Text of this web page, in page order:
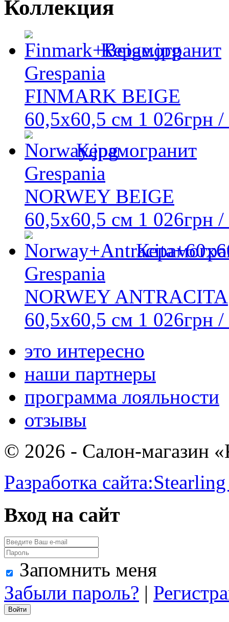
Коллекция
Керамогранит
Grespania
FINMARK BEIGE
60,5x60,5 см 1 026грн /
Керамогранит
Grespania
NORWEY BEIGE
60,5x60,5 см 1 026грн /
Grespania
NORWEY ANTRACITA
60,5x60,5 см 1 026грн /
это интересно
наши партнеры
программа лояльности
отзывы
© 2026 - Салон-магазин
Разработка сайта:
Вход на сайт
Запомнить меня
Забыли пароль? |